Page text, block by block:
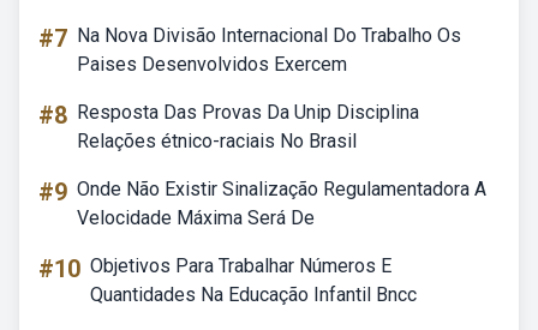
#7 Na Nova Divisão Internacional Do Trabalho Os
Paises Desenvolvidos Exercem
#8 Resposta Das Provas Da Unip Disciplina
Relações étnico-raciais No Brasil
#9 Onde Não Existir Sinalização Regulamentadora A
Velocidade Máxima Será De
#10 Objetivos Para Trabalhar Números E
Quantidades Na Educação Infantil Bncc